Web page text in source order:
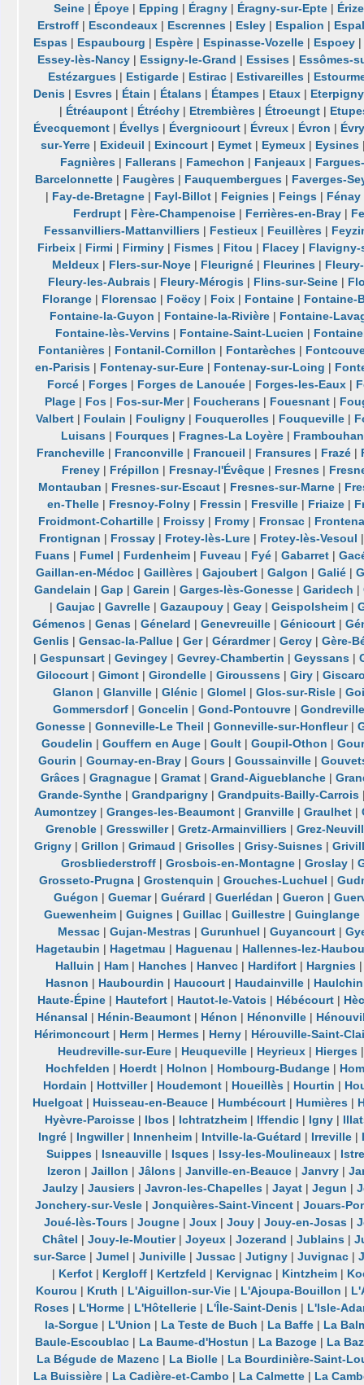
Seine | Époye | Epping | Éragny | Éragny-sur-Epte |
Erstroff| Escondeaux| Escrennes| Esley| Espalion |
Espas | Espaubourg | Espère | Espinasse-Vozelle | Espoey
Essey-lès-Nancy | Essigny-le-Grand | Essises | Essômes-
Estézargues| Estigarde| Estirac| Estivareilles|
Denis | Esvres | Étain | Étalans | Étampes | Etaux | Eterpigny
| Étréaupont| Étréchy| Etrembières| Étroeungt|
Évecquemont| Évellys| Évergnicourt| Évreux| Évron |
sur-Yerre | Exideuil | Exincourt | Eymet | Eymeux | Eysines
Fagnières| Fallerans| Famechon | Fanjeaux|
Barcelonnette| Faugères| Fauquembergues| Faverges-
| Fay-de-Bretagne| Fayl-Billot| Feignies| Feings| Fénay
Ferdrupt| Fère-Champenoise| Ferrières-en-Bray|
Fessanvilliers-Mattanvilliers| Festieux| Feuillères|
Firbeix | Firmi | Firminy | Fismes | Fitou | Flacey | Flavigny-
Meldeux | Flers-sur-Noye | Fleurigné | Fleurines |
Fleury-les-Aubrais | Fleury-Mérogis | Flins-sur-Seine |
Florange | Florensac | Foëcy | Foix | Fontaine | Fontaine-
Fontaine-la-Guyon | Fontaine-la-Rivière | Fontaine-
Fontaine-lès-Vervins| Fontaine-Saint-Lucien |
Fontanières | Fontanil-Cornillon | Fontarèches |
en-Parisis| Fontenay-sur-Eure| Fontenay-sur-Loing |
Forcé| Forges| Forges de Lanouée| Forges-les-Eaux|
Plage | Fos | Fos-sur-Mer| Foucherans | Fouesnant |
Valbert| Foulain | Fouligny| Fouquerolles| Fouqueville|
Luisans | Fourques | Fragnes-La Loyère |
Francheville | Franconville | Francueil | Fransures | Frazé |
Freney| Frépillon | Fresnay-l'Évêque| Fresnes|
Montauban | Fresnes-sur-Escaut| Fresnes-sur-Marne|
en-Thelle| Fresnoy-Folny| Fressin | Fresville| Friaize|
Froidmont-Cohartille | Froissy | Fromy | Fronsac |
Frontignan | Frossay | Frotey-lès-Lure | Frotey-lès-Vesoul
Fuans | Fumel | Furdenheim | Fuveau | Fyé |Gabarret |
Gaillan-en-Médoc| Gaillères| Gajoubert| Galgon | Galié|
Gandelain |Gap |Garein |Garges-lès-Gonesse |Garidech |
|Gaujac |Gavrelle |Gazaupouy |Geay |Geispolsheim |
Gémenos |Genas |Génelard |Genevreuille |Génicourt |
Genlis| Gensac-la-Pallue| Ger| Gérardmer| Gercy| Gère-
| Gespunsart| Gevingey| Gevrey-Chambertin | Geyssans|
Gilocourt |Gimont |Girondelle |Giroussens |Giry |
Glanon |Glanville |Glénic |Glomel |Glos-sur-Risle |
Gommersdorf| Goncelin | Gond-Pontouvre| Gondreville
Gonesse| Gonneville-Le Theil | Gonneville-sur-Honfleur|
Goudelin | Gouffern en Auge| Goult| Goupil-Othon |
Gourin | Gournay-en-Bray| Gours| Goussainville|
Grâces| Gragnague| Gramat| Grand-Aigueblanche|
Grande-Synthe |Grandparigny |Grandpuits-Bailly-Carrois
Aumontzey |Granges-les-Beaumont |Granville |Graulhet |
Grenoble |Gresswiller|Gretz-Armainvilliers |Grez-
Grigny| Grillon | Grimaud | Grisolles| Grisy-Suisnes|
Grosbliederstroff |Grosbois-en-Montagne |Groslay |
Grosseto-Prugna |Grostenquin |Grouches-Luchuel |
Guégon |Guemar|Guérard |Guerlédan |Gueron |
Guewenheim |Guignes |Guillac |Guillestre |Guinglange
Messac |Gujan-Mestras |Gurunhuel |Guyancourt |
Hagetaubin | Hagetmau | Haguenau | Hallennes-lez-
Halluin | Ham| Hanches| Hanvec| Hardifort| Hargnies
Hasnon | Haubourdin | Haucourt| Haudainville| Haulchin
Haute-Épine | Hautefort | Hautot-le-Vatois | Hébécourt |
Hénansal | Hénin-Beaumont| Hénon | Hénonville|
Hérimoncourt | Herm | Hermes | Herny | Hérouville-Saint-
Heudreville-sur-Eure| Heuqueville| Heyrieux| Hierges
Hochfelden | Hoerdt| Holnon | Hombourg-Budange|
Hordain | Hottviller| Houdemont | Houeillès | Hourtin |
Huelgoat | Huisseau-en-Beauce | Humbécourt | Humières |
Hyèvre-Paroisse | Ibos | Ichtratzheim | Iffendic | Igny |
Ingré| Ingwiller| Innenheim| Intville-la-Guétard | Irreville|
Suippes| Isneauville| Isques| Issy-les-Moulineaux|
Izeron |Jaillon |Jâlons |Janville-en-Beauce |Janvry |
Jaulzy| Jausiers| Javron-les-Chapelles| Jayat| Jegun |
Jonchery-sur-Vesle| Jonquières-Saint-Vincent| Jouars-
Joué-lès-Tours |Jougne |Joux |Jouy |Jouy-en-Josas |
Châtel |Jouy-le-Moutier|Joyeux |Jozerand |Jublains |
sur-Sarce| Jumel | Juniville| Jussac| Jutigny| Juvignac|
| Kerfot| Kergloff| Kertzfeld | Kervignac| Kintzheim|
Kourou | Kruth | L'Aiguillon-sur-Vie | L'Ajoupa-Bouillon |
Roses | L'Horme | L'Hôtellerie | L'Île-Saint-Denis | L'Isle-
la-Sorgue| L'Union | La Teste de Buch | La Baffe| La
Baule-Escoublac | La Baume-d'Hostun | La Bazoge | La
La Bégude de Mazenc | La Biolle | La Bourdinière-Saint-
La Buissière | La Cadière-et-Cambo | La Calmette | La